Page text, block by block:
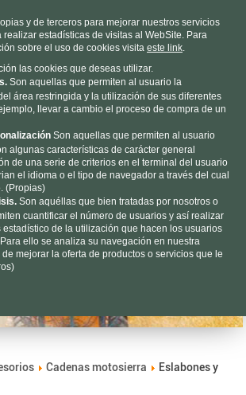
L-V 9h a 19h S 9h a 13h
|Contacto| Nosotros
Cadenas motosierra
Eslabones y
y de terceros para mejorar nuestros servicios
estadísticas de visitas al WebSite. Para
sobre el uso de cookies visita este link.
las cookies que deseas utilizar.
Son aquellas que permiten al usuario la
área restringida y la utilización de sus diferentes
llevar a cambio el proceso de compra de un
Son aquellas que permiten al usuario
algunas características de carácter general
de una serie de criterios en el terminal del usuario
el idioma o el tipo de navegador a través del cual
(Propias)
Son aquéllas que bien tratadas por nosotros o
cuantificar el número de usuarios y así realizar
estadístico de la utilización que hacen los usuarios
ello se analiza su navegación en nuestra
mejorar la oferta de productos o servicios que le